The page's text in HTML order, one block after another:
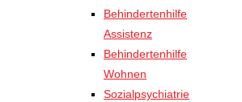
Behindertenhilfe
Assistenz
Behindertenhilfe
Wohnen
Sozialpsychiatrie